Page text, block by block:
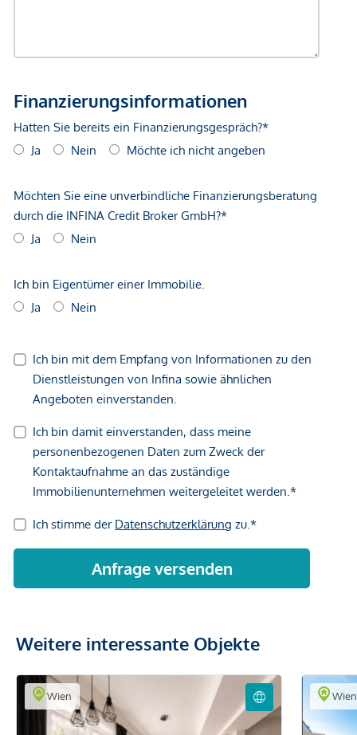
Weitere interessante Objekte
Wien Wien